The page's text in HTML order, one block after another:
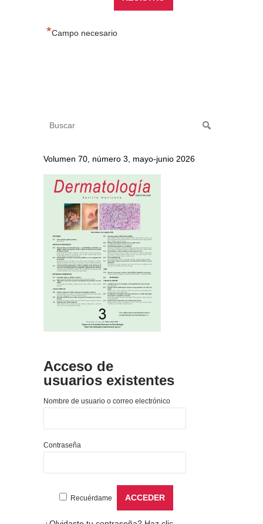
*Campo necesario
Volumen 70, número 3, mayo-junio 2026
Acceso de
usuarios existentes
Nombre de usuario o correo electrónico
Contraseña
Recuérdame